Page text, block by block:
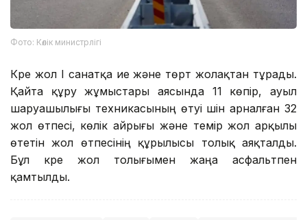
Фото: Көлік министрлігі
Күре жол I санатқа ие және төрт жолақтан тұрады.
Қайта құру жұмыстары аясында 11 көпір, ауыл
шаруашылығы техникасының өтуі үшін арналған 32
жол өтпесі, көлік айрығы және темір жол арқылы
өтетін жол өтпесінің құрылысы толық аяқталды.
Бұл күре жол толығымен жаңа асфальтпен
қамтылды.